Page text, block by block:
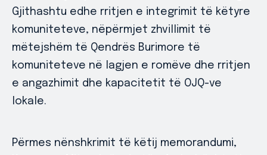
Gjithashtu edhe rritjen e integrimit të këtyre
komuniteteve, nëpërmjet zhvillimit të
mëtejshëm të Qendrës Burimore të
komuniteteve në lagjen e romëve dhe rritjen
e angazhimit dhe kapacitetit të OJQ-ve
lokale.
Përmes nënshkrimit të këtij memorandumi,